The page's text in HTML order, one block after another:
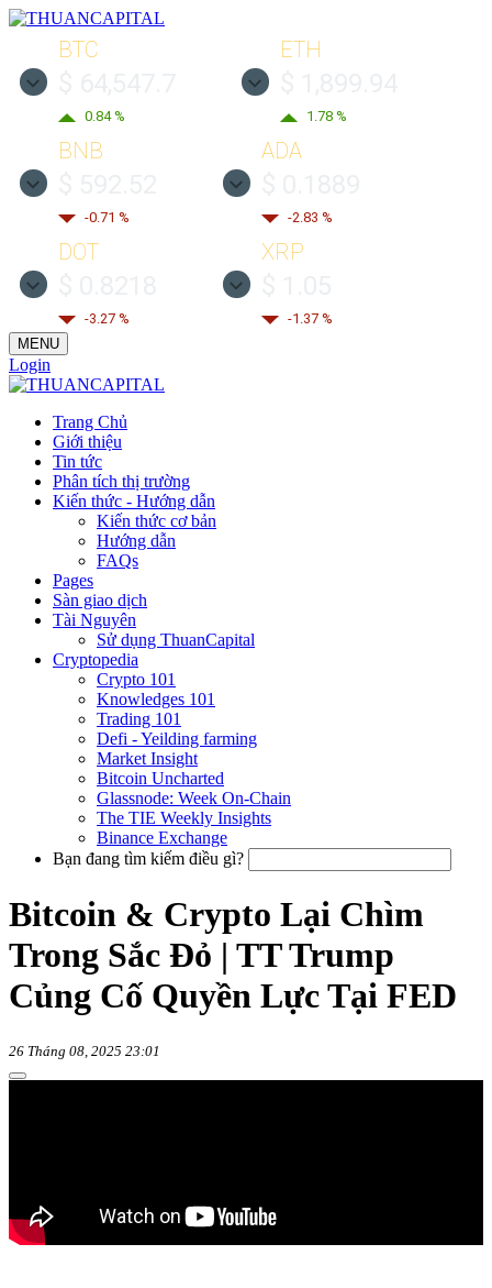
BTC
0.84 %
ETH
1.78 %
BNB
-0.71 %
ADA
-2.83 %
DOT
-3.27 %
XRP
-1.37 %
MENU
Login
Trang Chủ
Giới thiệu
Tin tức
Phân tích thị trường
Kiến thức - Hướng dẫn
Kiến thức cơ bản
Hướng dẫn
FAQs
Pages
Sàn giao dịch
Tài Nguyên
Sử dụng ThuanCapital
Cryptopedia
Crypto 101
Knowledges 101
Trading 101
Defi - Yeilding farming
Market Insight
Bitcoin Uncharted
Glassnode: Week On-Chain
The TIE Weekly Insights
Binance Exchange
Bạn đang tìm kiếm điều gì?
Bitcoin & Crypto Lại Chìm
Trong Sắc Đỏ | TT Trump
Củng Cố Quyền Lực Tại FED
26 Tháng 08, 2025 23:01